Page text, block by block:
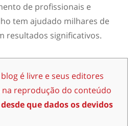
de profissionais e
tem ajudado milhares de
resultados significativos.
é livre e seus editores
na reprodução do conteúdo
desde que dados os devidos